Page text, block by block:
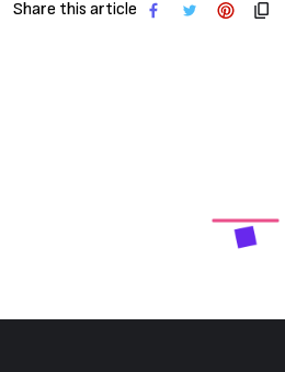
Share this article